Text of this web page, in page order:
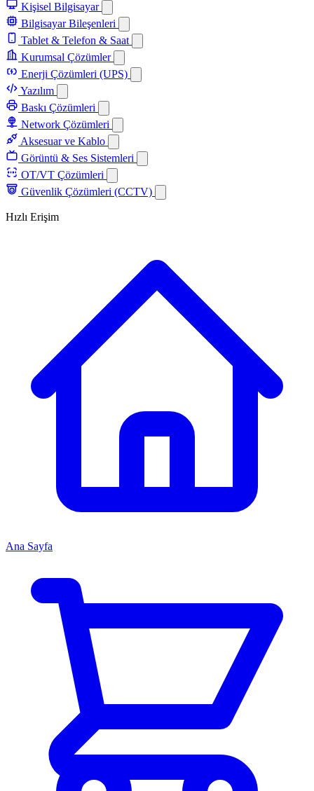
Kişisel Bilgisayar
Bilgisayar Bileşenleri
Tablet & Telefon & Saat
Kurumsal Çözümler
Enerji Çözümleri (UPS)
Yazılım
Baskı Çözümleri
Network Çözümleri
Aksesuar ve Kablo
Görüntü & Ses Sistemleri
OT/VT Çözümleri
Güvenlik Çözümleri (CCTV)
Hızlı Erişim
Ana Sayfa